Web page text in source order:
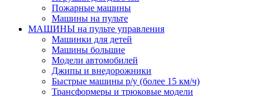
Пожарные машины
Машины на пульте
МАШИНЫ на пульте управления
Машинки для детей
Машины большие
Модели автомобилей
Джипы и внедорожники
Быстрые машины р/у (более 15 км/ч)
Трансформеры и трюковые модели